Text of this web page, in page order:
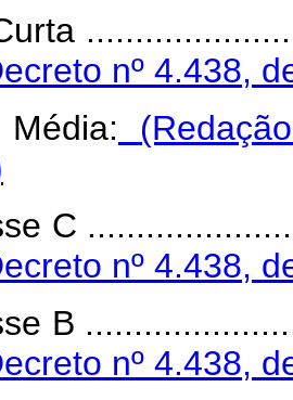
nº 4.438,
C
nº 4.438,
B
nº 4.438,